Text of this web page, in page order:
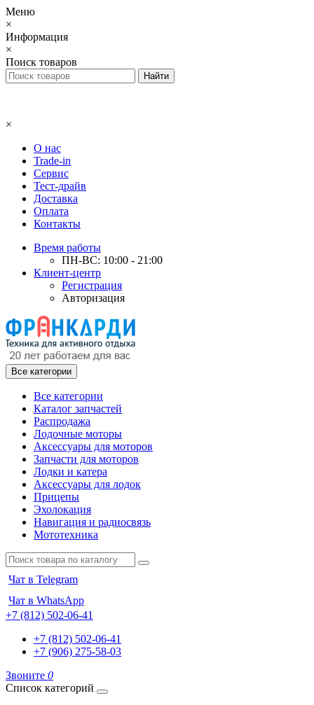
Меню
×
Информация
×
Поиск товаров
×
О нас
Trade-in
Сервис
Тест-драйв
Доставка
Оплата
Контакты
Время работы
ПН-ВС: 10:00 - 21:00
Клиент-центр
Регистрация
Авторизация
Все категории
Все категории
Каталог запчастей
Распродажа
Лодочные моторы
Аксессуары для моторов
Запчасти для моторов
Лодки и катера
Аксессуары для лодок
Прицепы
Эхолокация
Навигация и радиосвязь
Мототехника
Чат в Telegram
Чат в WhatsApp
+7 (812) 502-06-41
+7 (812) 502-06-41
+7 (906) 275-58-03
Звоните 0
Список категорий